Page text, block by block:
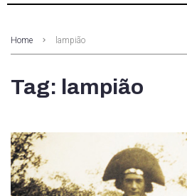
Home lampião
Tag: lampião